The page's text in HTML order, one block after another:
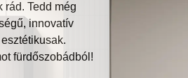
rád. Tedd még
innovatív
fürdőszobádból!